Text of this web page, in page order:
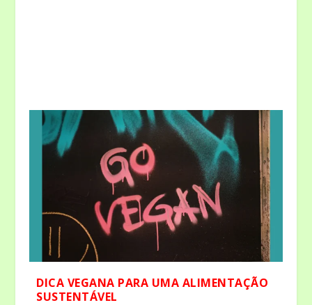
DICA VEGANA PARA UMA ALIMENTAÇÃO
SUSTENTÁVEL